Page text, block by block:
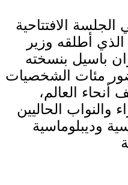
الافتتاحية
الذي أطلقه وزير
باسيل بنسخته
مئات الشخصيات
أنحاء العالم،
والنواب الحاليين
وديبلوماسية